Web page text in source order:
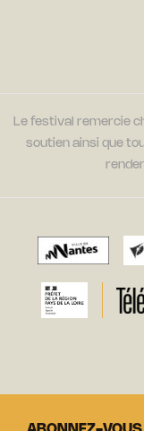
Le festival remercie
soutien ainsi que